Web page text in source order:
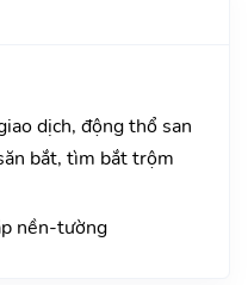
dịch, động thổ san
bắt, tìm bắt trộm
nền-tường